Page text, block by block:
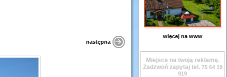
następna
więcej na www
Miejsce na twoją reklamę.
Zadzwoń zapytaj tel. 75 64 19
919